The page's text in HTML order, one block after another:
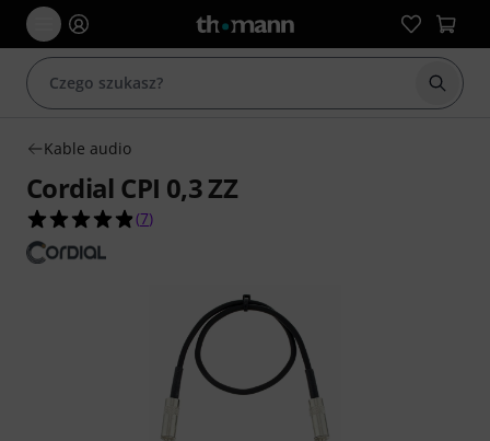
Kable audio
Cordial CPI 0,3 ZZ
4.9 na 5 gwiazdek z 7 ocen klientów
(7)